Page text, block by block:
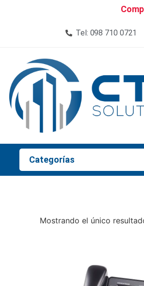
Tel: 098 710 0721
Categorías
Mostrando el único